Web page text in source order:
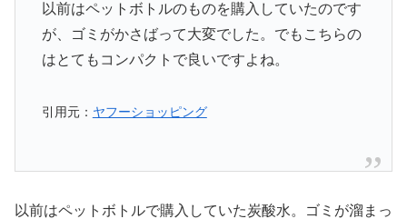
以前はペットボトルのものを購入していたのです
が、ゴミがかさばって大変でした。でもこちらの
はとてもコンパクトで良いですよね。
引用元： ヤフーショッピング
以前はペットボトルで購入していた炭酸水。ゴミが溜まっ